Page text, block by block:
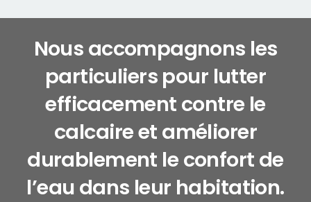
Nous accompagnons les
particuliers pour lutter
efficacement contre le
calcaire et améliorer
durablement le confort de
l’eau dans leur habitation.